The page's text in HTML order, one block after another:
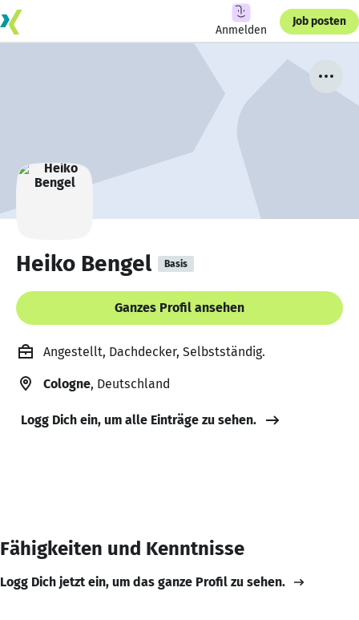
Anmelden
Job posten
Heiko Bengel Basis
Ganzes Profil ansehen
Angestellt, Dachdecker, Selbstständig.
Cologne, Deutschland
Logg Dich ein, um alle Einträge zu sehen.
Fähigkeiten und Kenntnisse
Logg Dich jetzt ein, um das ganze Profil zu sehen.